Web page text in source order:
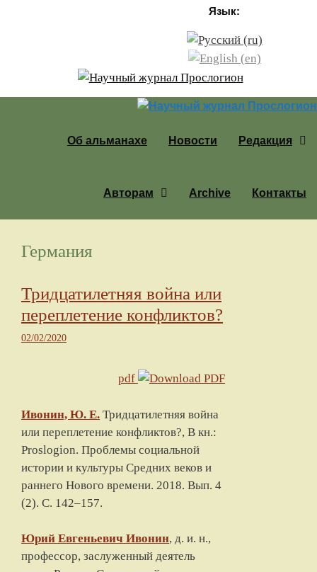
Язык:
Об альманахе Новости Редакция
Авторам Archive Контакты
Германия
Тридцатилетняя война или
переплетение конфликтов?
02/02/2020
pdf
Ивонин, Ю. Е. Тридцатилетняя война
или переплетение конфликтов?, В кн.:
Proslogion. Проблемы социальной
истории и культуры Средних веков и
раннего Нового времени. 2018. Вып. 4
(2). С. 142–157.
Юрий Евгеньевич Ивонин, д. и. н.,
профессор, заслуженный деятель